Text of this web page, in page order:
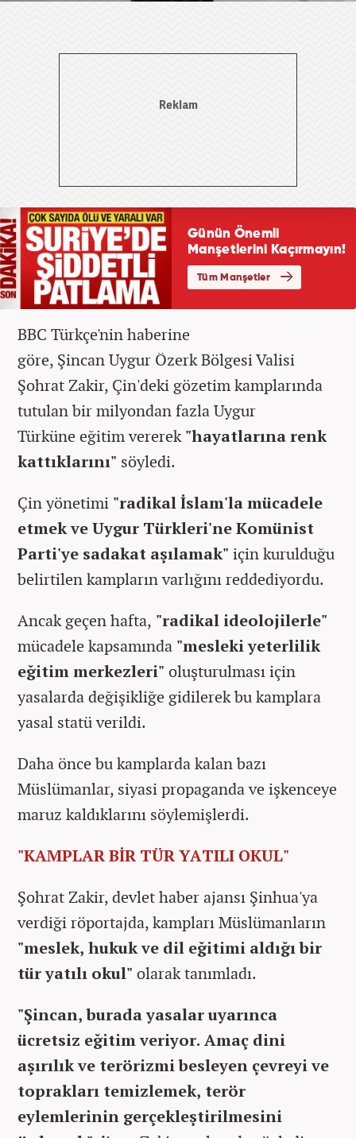
BBC Türkçe'nin haberine
göre, Şincan Uygur Özerk Bölgesi Valisi
Şohrat Zakir, Çin'deki gözetim kamplarında
tutulan bir milyondan fazla Uygur
Türküne eğitim vererek"hayatlarına renk
kattıklarını" söyledi.
Çin yönetimi "radikal İslam'la mücadele
etmek ve Uygur Türkleri'ne Komünist
Parti'ye sadakat aşılamak" için kurulduğu
belirtilen kampların varlığını reddediyordu.
Ancak geçen hafta, "radikal ideolojilerle"
mücadele kapsamında "mesleki yeterlilik
eğitim merkezleri" oluşturulması için
yasalarda değişikliğe gidilerek bu kamplara
yasal statü verildi.
Daha önce bu kamplarda kalan bazı
Müslümanlar, siyasi propaganda ve işkenceye
maruz kaldıklarını söylemişlerdi.
"KAMPLAR BİR TÜR YATILI OKUL"
Şohrat Zakir, devlet haber ajansı Şinhua'ya
verdiği röportajda, kampları Müslümanların
"meslek, hukuk ve dil eğitimi aldığı bir
tür yatılı okul" olarak tanımladı.
"Şincan, burada yasalar uyarınca
ücretsiz eğitim veriyor. Amaç dini
aşırılık ve terörizmi besleyen çevreyi ve
toprakları temizlemek, terör
eylemlerinin gerçekleştirilmesini